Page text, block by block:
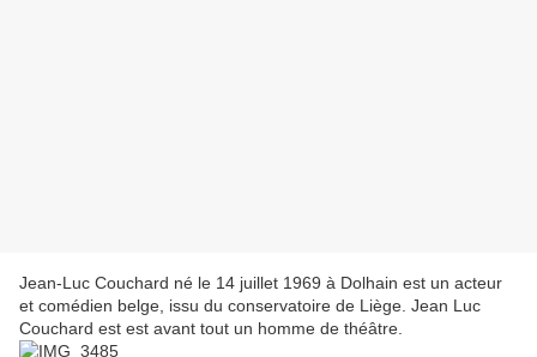
Jean-Luc Couchard né le 14 juillet 1969 à Dolhain est un acteur
et comédien belge, issu du conservatoire de Liège. Jean Luc
Couchard est est avant tout un homme de théâtre.